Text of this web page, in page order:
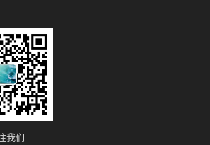
我们